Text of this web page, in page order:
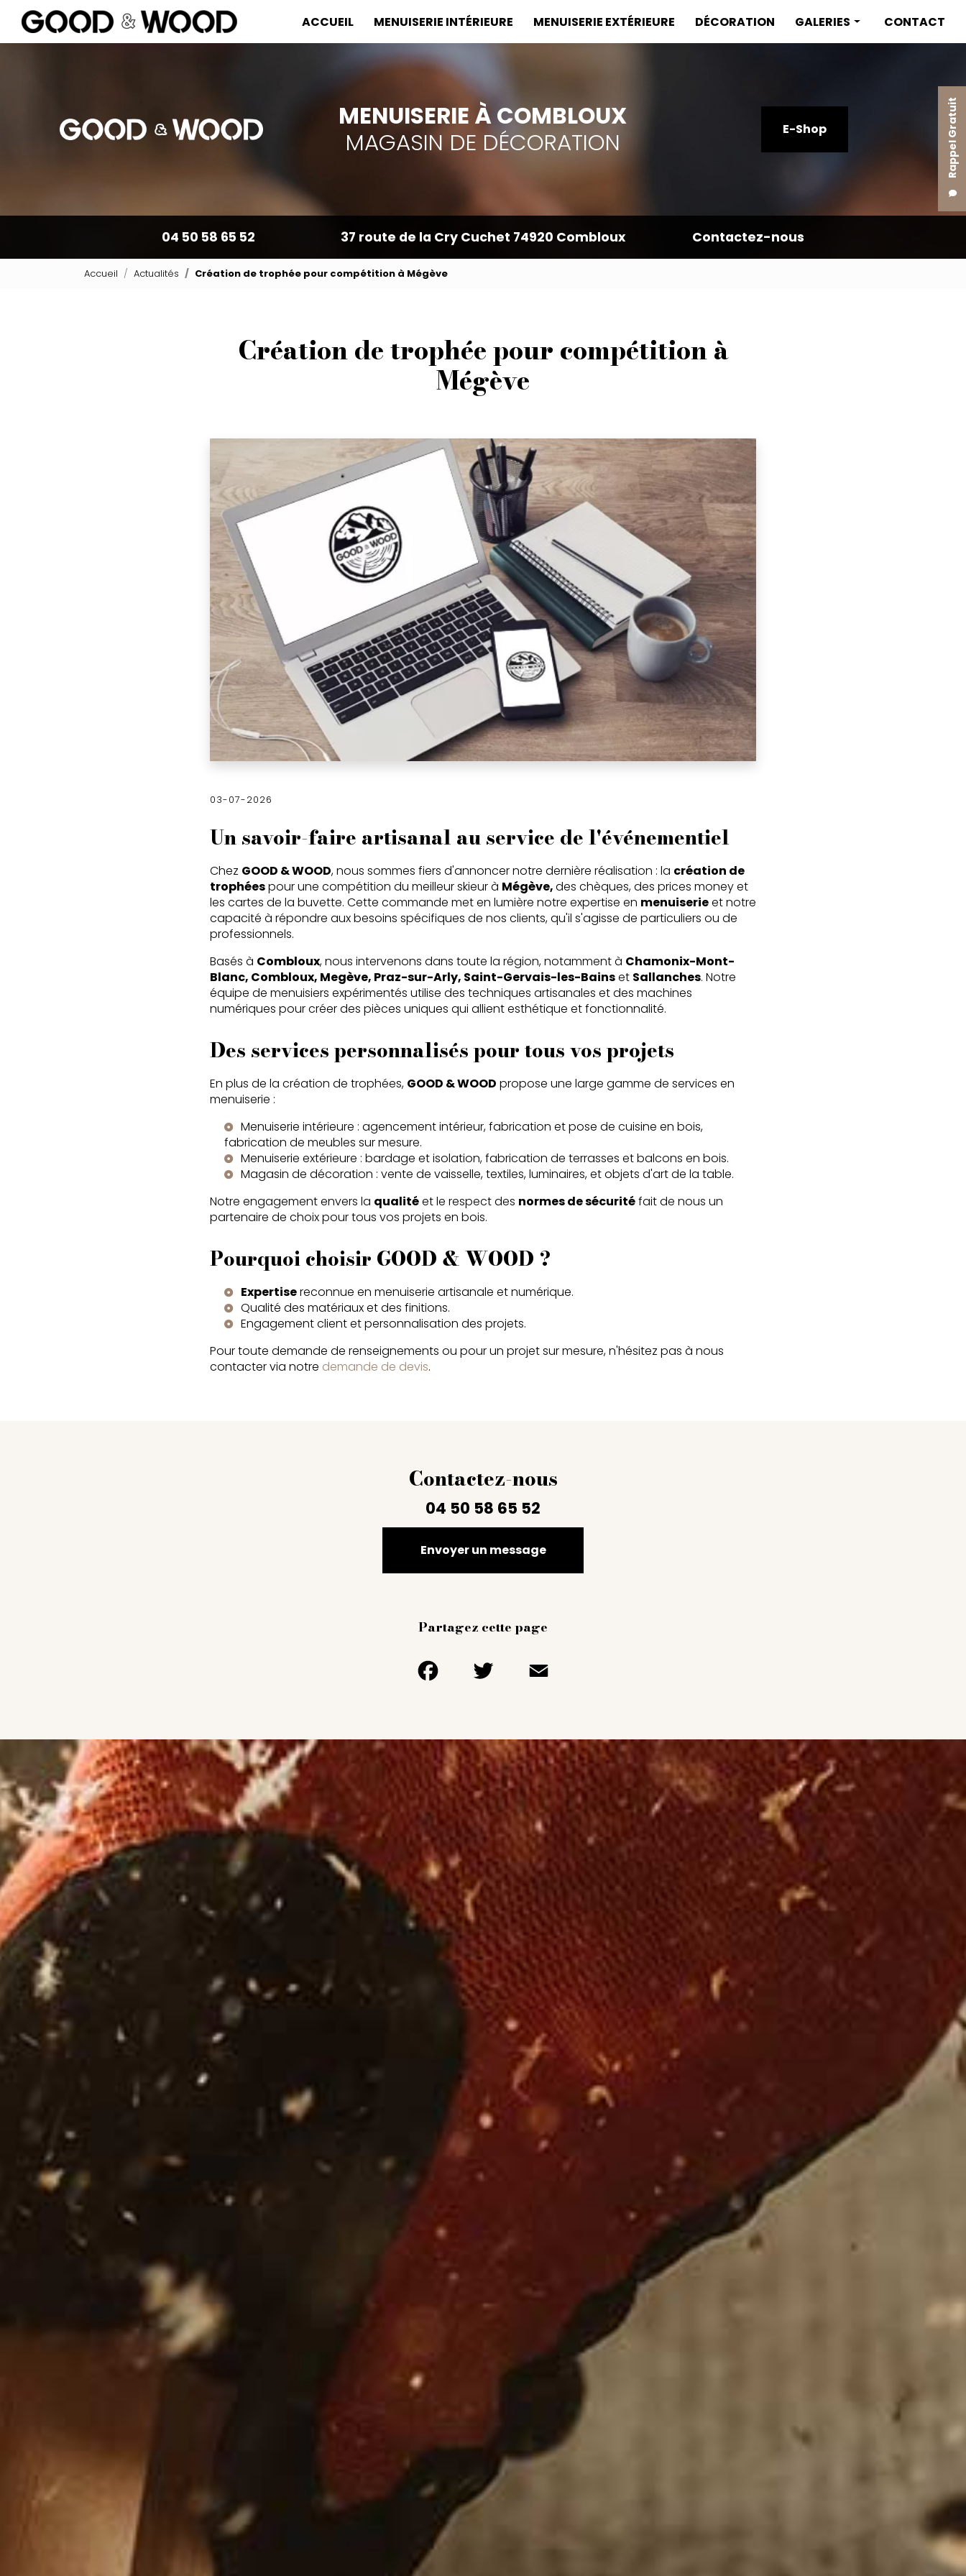
contenu
Rappel Gratuit
ACCUEIL
MENUISERIE INTÉRIEURE MENUISERIE EXTÉRIEURE DÉCORATION GALERIES
Décoration
CONTACT
MENUISERIE À COMBLOUX
MAGASIN DE DÉCORATION
E-Shop
04 50 58 65 52 37 route de la Cry Cuchet 74920 Combloux Contactez-nous
Accueil Actualités Création de trophée pour compétition à Mégève
Création de trophée pour compétition à
Mégève
03-07-2026
Un savoir-faire artisanal au service de l'événementiel
Chez GOOD & WOOD, nous sommes fiers d'annoncer notre dernière réalisation : la création de
trophéespour une compétition du meilleur skieur à Mégève,des chèques, des prices money et
les cartes de la buvette. Cette commande met en lumière notre expertise en menuiserieet notre
capacité à répondre aux besoins spécifiques de nos clients, qu'il s'agisse de particuliers ou de
professionnels.
Basés à Combloux, nous intervenons dans toute la région, notamment à Chamonix-Mont-
Blanc, Combloux, Megève, Praz-sur-Arly, Saint-Gervais-les-Bainset Sallanches. Notre
équipe de menuisiers expérimentés utilise des techniques artisanales et des machines
numériques pour créer des pièces uniques qui allient esthétique et fonctionnalité.
Des services personnalisés pour tous vos projets
En plus de la création de trophées, GOOD & WOOD propose une large gamme de services en
menuiserie :
Menuiserie intérieure : agencement intérieur, fabrication et pose de cuisine en bois,
fabrication de meubles sur mesure.
Menuiserie extérieure : bardage et isolation, fabrication de terrasses et balcons en bois.
Magasin de décoration : vente de vaisselle, textiles, luminaires, et objets d'art de la table.
Notre engagement envers la qualitéet le respect des normes de sécuritéfait de nous un
partenaire de choix pour tous vos projets en bois.
Pourquoi choisir GOOD & WOOD ?
Expertisereconnue en menuiserie artisanale et numérique.
Qualité des matériaux et des finitions.
Engagement client et personnalisation des projets.
Pour toute demande de renseignements ou pour un projet sur mesure, n'hésitez pas à nous
contacter via notre demande de devis.
Contactez-nous
04 50 58 65 52
Envoyer un message
Partagez cette page